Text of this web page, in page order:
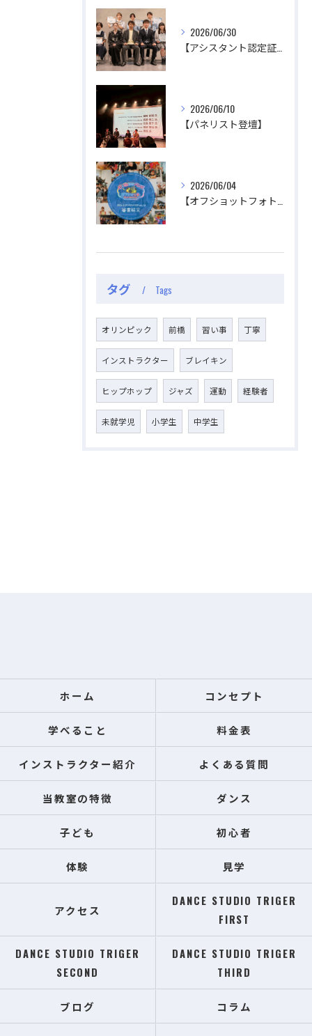
2026/06/30
2026/06/10
【パネリスト登壇】
2026/06/04
タグ Tags
オリンピック 前橋 習い事 丁寧
インストラクター ブレイキン
ヒップホップ ジャズ 運動 経験者
未就学児 小学生 中学生
ホーム コンセプト
学べること 料金表
インストラクター紹介 よくある質問
当教室の特徴 ダンス
子ども 初心者
体験 見学
アクセス
DANCE STUDIO TRIGER
FIRST
DANCE STUDIO TRIGER
SECOND
DANCE STUDIO TRIGER
THIRD
ブログ コラム
公式ラジオ番組「ダンスのとなり」スタート！ スタ
ジオのこと、先生たちのことなどゆるく配信中
視聴する
公式ラジオ番組「ダンスのとなり」スタート！ スタ
ジオのこと、先生たちのことなどゆるく配信中
視聴する